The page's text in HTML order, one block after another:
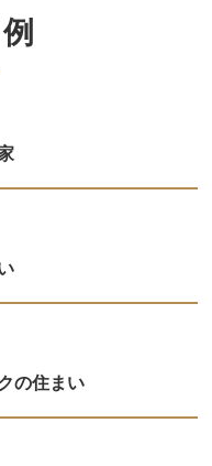
の住まい